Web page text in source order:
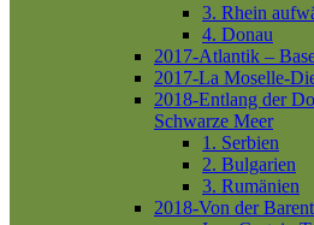
3. Rhein
4. Donau
2017-Atlantik –
2017-La Moselle-
2018-Entlang der
Schwarze Meer
1. Serbien
2. Bulgarien
3. Rumänien
2018-Von der